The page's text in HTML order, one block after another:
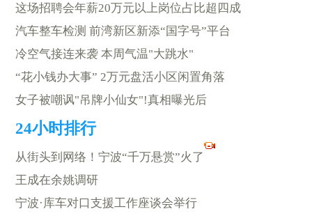
这场招聘会年薪20万元以上岗位占比超四成
汽车整车检测 前湾新区新添“国字号”平台
冷空气接连来袭 本周气温"大跳水"
“花小钱办大事” 2万元盘活小区闲置角落
女子被嘲讽"吊牌小仙女"!真相曝光后
从街头到网络！宁波“千万悬赏”火了
王成在余姚调研
宁波·库车对口支援工作座谈会举行